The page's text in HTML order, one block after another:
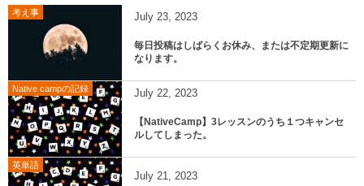
考え事 July 23, 2023
毎日投稿はしばらくお休み、または不定期更新に
なります。
Native campの記録 July 22, 2023
【NativeCamp】3レッスンのうち１つキャンセ
ルしてしまった。
英単語
July 21, 2023